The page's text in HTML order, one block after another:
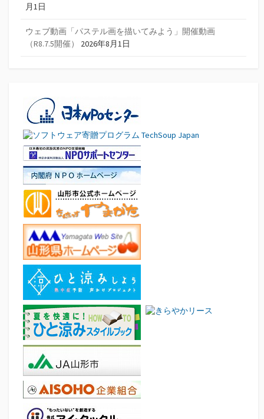
月1日
ウェブ動画「パステル画を描いてみよう」開催動画
（R8.7.5開催）
2026年8月1日